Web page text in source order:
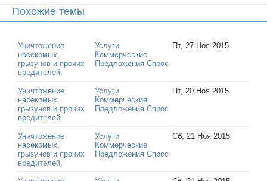
Похожие темы
Уничтожение
насекомых,
грызунов и прочих
вредителей.
Услуги
Коммерческие
Предложения Спрос
Пт, 27 Ноя 2015
Уничтожение
насекомых,
грызунов и прочих
вредителей.
Услуги
Коммерческие
Предложения Спрос
Пт, 20 Ноя 2015
Уничтожение
насекомых,
грызунов и прочих
вредителей.
Услуги
Коммерческие
Предложения Спрос
Сб, 21 Ноя 2015